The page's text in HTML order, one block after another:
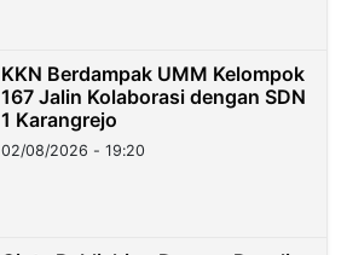
KKN Berdampak UMM Kelompok
167 Jalin Kolaborasi dengan SDN
1 Karangrejo
02/08/2026 - 19:20